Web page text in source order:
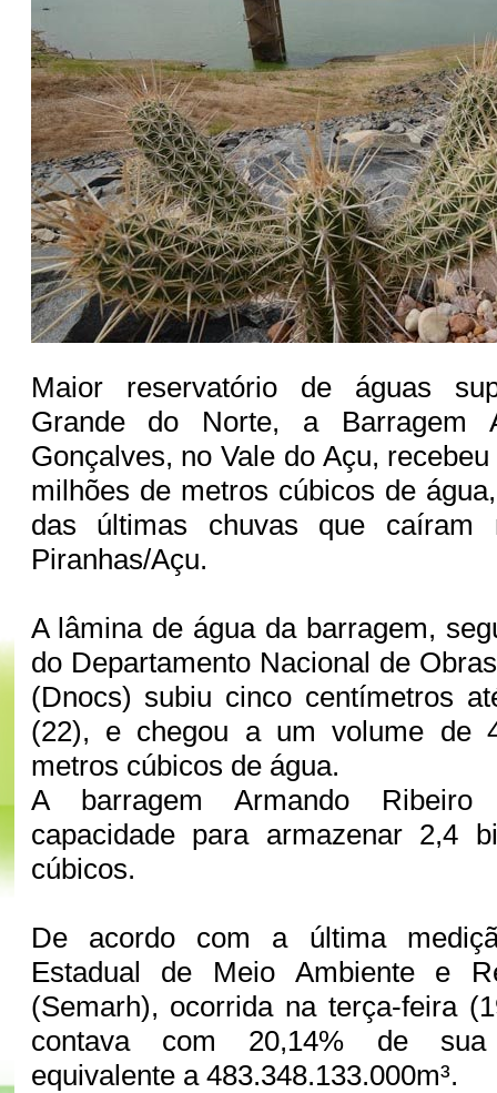
Maior reservatório de águas
Grande do Norte, a Barragem
Gonçalves, no Vale do Açu,
milhões de metros cúbicos de
das últimas chuvas que
Piranhas/Açu.
A lâmina de água da barragem,
do Departamento Nacional de
(Dnocs) subiu cinco centímetros
(22), e chegou a um volume de
metros cúbicos de água.
A barragem Armando Ribeiro
capacidade para armazenar 2,4
cúbicos.
De acordo com a última
Estadual de Meio Ambiente e
(Semarh), ocorrida na terça-feira
contava com 20,14% de sua
equivalente a 483.348.133.000m³.